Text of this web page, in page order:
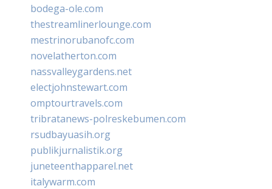
bodega-ole.com
thestreamlinerlounge.com
mestrinorubanofc.com
novelatherton.com
nassvalleygardens.net
electjohnstewart.com
omptourtravels.com
tribratanews-polreskebumen.com
rsudbayuasih.org
publikjurnalistik.org
juneteenthapparel.net
italywarm.com